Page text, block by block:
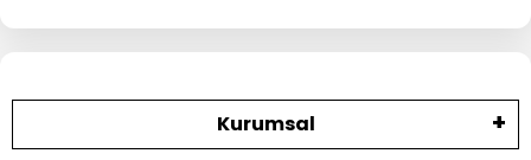
Kurumsal